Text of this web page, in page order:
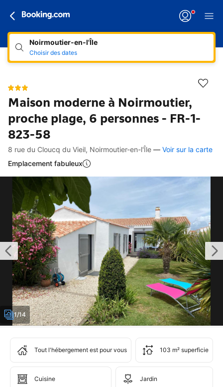
Noirmoutier-en-l'Île
Choisir des dates
Maison moderne à Noirmoutier,
proche plage, 6 personnes - FR-1-
823-58
Accès rapides
Aller à la description
Aller aux équipements
Aller aux hébergements
Aller aux conditions
8 rue du Cloucq du Vieil, Noirmoutier-en-l'Île — Voir sur la carte
Emplacement fabuleux
1/14
Tout l'hébergement est pour vous 103 m² superficie
Cuisine Jardin